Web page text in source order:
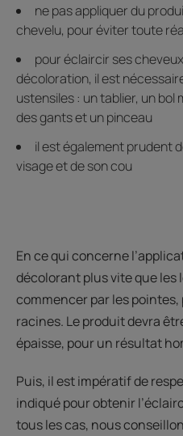
ne pas appliquer du
chevelu, pour éviter toute
pour éclaircir ses
décoloration, il est
ustensiles : un tablier, un bol
des gants et un pinceau
il est également prudent
visage et de son cou
En ce qui concerne
décolorant plus vite que les
commencer par les
racines. Le produit devra
épaisse, pour un résultat
Puis, il est impératif de
indiqué pour obtenir
tous les cas, nous